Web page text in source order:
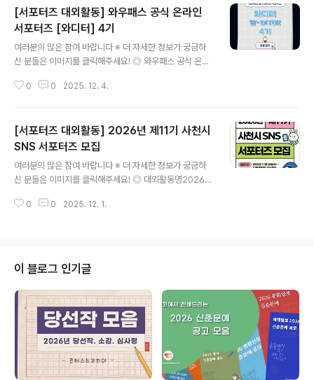
[서포터즈 대외활동] 와우패스 공식 온라인
서포터즈 [와디터] 4기
여러분의 많은 참여 바랍니다 ※ 더 자세한 정보가 궁금하
신 분들은 이미지를 클릭해주세요! ◎ 와우패스 공식 온라
딸 수 있다고?비대면으로 강의 수강하고, 서포터즈 활동하
와디터≫ 2기를 모집합니다!자기계발, 취업준비, 자격증
취득, 서포터즈 활동에 관심이 있다면, 지금 바로‼️ 지원해
주세요. ◎ 지원 자격- 자기계발에 관심 있는 성인이라면
누구나! (전공 무관, 휴학생 및 졸업생 가능)- 개인 SNS를
기간 및 일정- 활동 기간: 2025.12.24(수) ~ 2026.02.
0 0 2025. 12. 4.
[서포터즈 대외활동] 2026년 제11기 사천시
SNS 서포터즈 모집
여러분의 많은 참여 바랍니다 ※ 더 자세한 정보가 궁금하
신 분들은 이미지를 클릭해주세요! ◎ 대외활동명2026년
이 많고 적극적인 시정홍보 활동이 가능한 사람(만 18세 이
한 사람 ◎ 모집인원0명 내외※ 심사결과에 따라 모집인원
은 변경될 수 있음 ◎ 접수기간2025. 11. 26.(수) ~ 12.
9.(화) 18:00까지 ◎ 신청방법지원신청서 1부 담당자 이
메일(jiho94@korea.kr) 제출- 파일명: 제11기 사천시 S
NS 서포터즈 신청서_성명.hwp※ 신청서는 ..
0 0 2025. 12. 1.
이 블로그 인기글